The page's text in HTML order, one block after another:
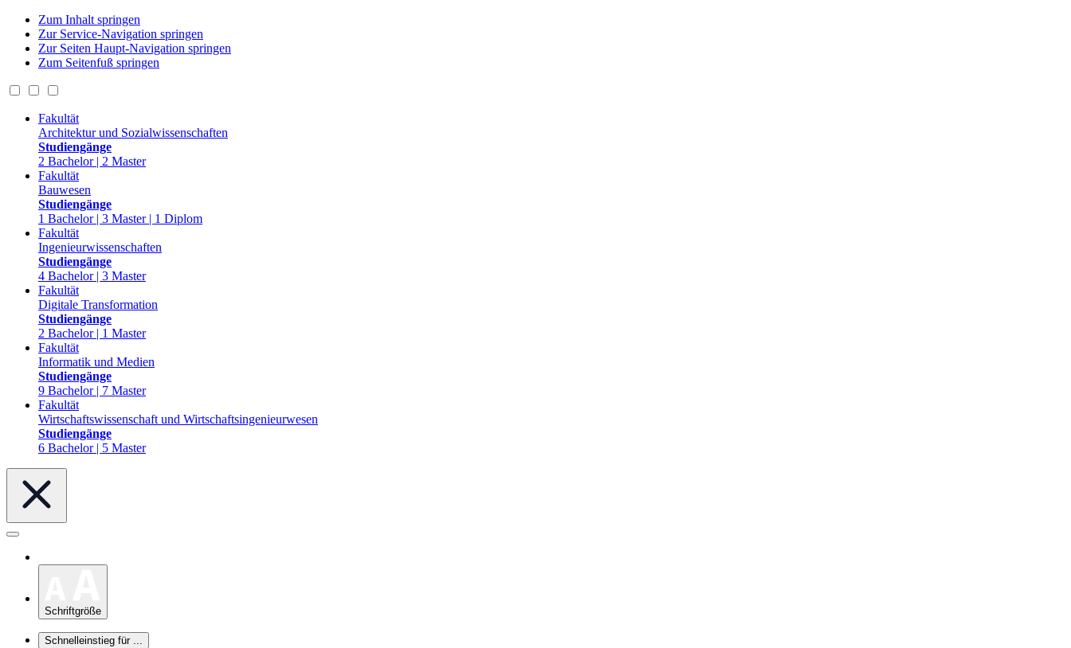
Zum Inhalt springen
Zur Service-Navigation springen
Zur Seiten Haupt-Navigation springen
Zum Seitenfuß springen
Fakultät
Architektur und Sozialwissenschaften
Studiengänge
2 Bachelor | 2 Master
Fakultät
Bauwesen
Studiengänge
1 Bachelor | 3 Master | 1 Diplom
Fakultät
Ingenieurwissenschaften
Studiengänge
4 Bachelor | 3 Master
Fakultät
Digitale Transformation
Studiengänge
2 Bachelor | 1 Master
Fakultät
Informatik und Medien
Studiengänge
9 Bachelor | 7 Master
Fakultät
Wirtschaftswissenschaft und Wirtschaftsingenieurwesen
Studiengänge
6 Bachelor | 5 Master
Schriftgröße
Schnelleinstieg für ...